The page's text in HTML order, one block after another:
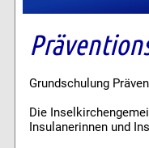
Grundschulung
Die
Insulanerinnen und